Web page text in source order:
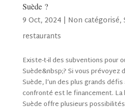
Suède ?
9 Oct, 2024 | Non catégorisé,
restaurants
Existe-t-il des subventions pour
Suède&nbsp;? Si vous prévoyez
Suède, l’un des plus grands
confronté est le financement. La
Suède offre plusieurs